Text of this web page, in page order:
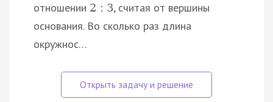
отношении 2 : 3, считая от вершины
основания. Во сколько раз длина
окружнос…